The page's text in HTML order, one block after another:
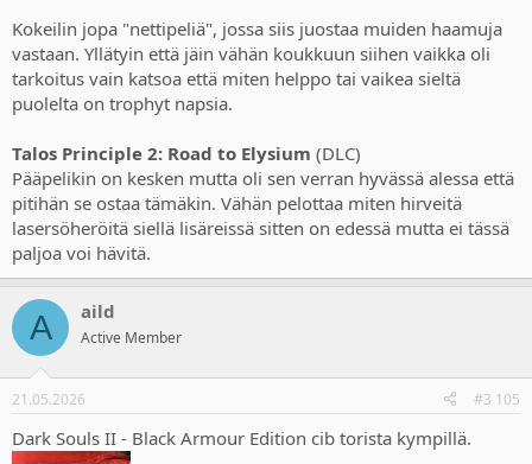
Kokeilin jopa "nettipeliä", jossa siis juostaa muiden haamuja
vastaan. Yllätyin että jäin vähän koukkuun siihen vaikka oli
tarkoitus vain katsoa että miten helppo tai vaikea sieltä
puolelta on trophyt napsia.
Talos Principle 2: Road to Elysium (DLC)
Pääpelikin on kesken mutta oli sen verran hyvässä alessa että
pitihän se ostaa tämäkin. Vähän pelottaa miten hirveitä
lasersöheröitä siellä lisäreissä sitten on edessä mutta ei tässä
paljoa voi hävitä.
A aild
Active Member
21.05.2026 #3 105
Dark Souls II - Black Armour Edition cib torista kympillä.